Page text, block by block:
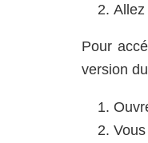
Allez
Pour
version